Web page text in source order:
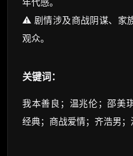
⚠️ 剧情涉及商战阴谋、家
观众。
关键词：
我本善良；温兆伦；邵美
经典；商战爱情；齐浩男